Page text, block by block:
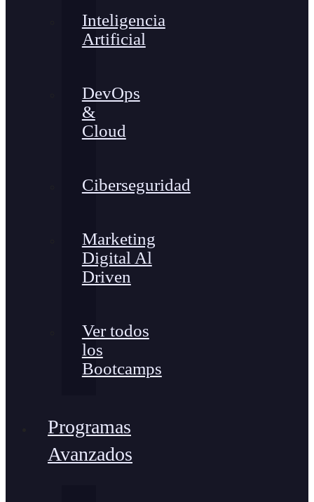
Inteligencia
Artificial
DevOps
&
Cloud
Ciberseguridad
Marketing
Digital Al
Driven
Ver todos
los
Bootcamps
Programas
Avanzados